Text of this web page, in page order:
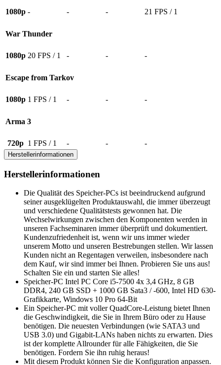
1080p - - - 21 FPS / 1
War Thunder
1080p 20 FPS / 1 - - -
Escape from Tarkov
1080p 1 FPS / 1 - - -
Arma 3
720p 1 FPS / 1 - - -
Herstellerinformationen
Herstellerinformationen
Die Qualität des Speicher-PCs ist beeindruckend aufgrund
seiner ausgeklügelten Produktauswahl, die immer überzeugt
und verschiedene Qualitätstests gewonnen hat. Die
Wechselwirkungen zwischen den Komponenten werden in
unseren Fachseminaren immer überprüft und dokumentiert.
Kundenzufriedenheit ist, wenn wir uns immer wieder
unserem Motto und unseren Bestrebungen stellen. Wir lassen
Kunden nicht an Regentagen verweilen, insbesondere nach
dem Kauf, wir sind immer bei Ihnen. Probieren Sie uns aus!
Schalten Sie ein und starten Sie alles!
Speicher-PC Intel PC Core i5-7500 4x 3,4 GHz, 8 GB
DDR4, 240 GB SSD + 1000 GB Sata3 / -600, Intel HD 630-
Grafikkarte, Windows 10 Pro 64-Bit
Ein Speicher-PC mit voller QuadCore-Leistung bietet Ihnen
die Geschwindigkeit, die Sie in Ihrem Büro oder zu Hause
benötigen. Die neuesten Verbindungen (wie SATA3 und
USB 3.0) und Gigabit-LANs haben nichts zu erwarten. Dies
ist der komplette Allrounder für alle Fähigkeiten, die Sie
benötigen. Fordern Sie ihn ruhig heraus!
Mit diesem Produkt können Sie die Konfiguration anpassen.